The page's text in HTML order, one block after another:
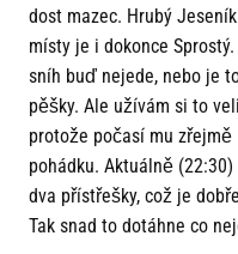
dost mazec. Hrubý
místy je i dokonce
sníh buď nejede, nebo je
pěšky. Ale užívám si to
protože počasí mu
pohádku. Aktuálně
dva přístřešky, což je
Tak snad to dotáhne co